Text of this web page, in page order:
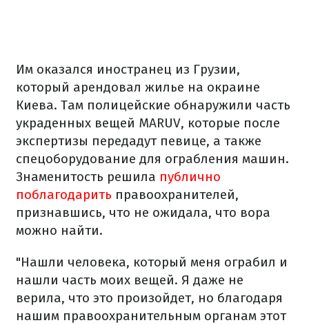
Им оказался иностранец из Грузии,
который арендовал жилье на окраине
Киева. Там полицейские обнаружили часть
украденных вещей MARUV, которые после
экспертизы передадут певице, а также
спецоборудование для ограбления машин.
Знаменитость решила публично
поблагодарить правоохранителей,
признавшись, что не ожидала, что вора
можно найти.
"Нашли человека, который меня ограбил и
нашли часть моих вещей. Я даже не
верила, что это произойдет, но благодаря
нашим правоохранительным органам этот